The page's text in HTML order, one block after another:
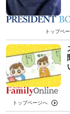
トップペ
トップページへ